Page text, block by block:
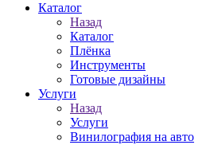
Каталог
Назад
Каталог
Плёнка
Инструменты
Готовые дизайны
Услуги
Назад
Услуги
Винилография на авто